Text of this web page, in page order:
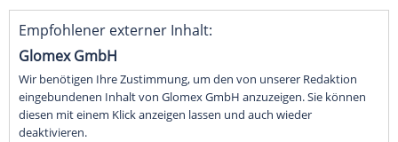
Empfohlener externer Inhalt:
Glomex GmbH
Wir benötigen Ihre Zustimmung, um den von unserer Redaktion
eingebundenen Inhalt von Glomex GmbH anzuzeigen. Sie können
diesen mit einem Klick anzeigen lassen und auch wieder
deaktivieren.